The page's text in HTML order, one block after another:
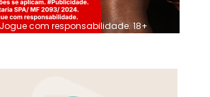
Jogue com responsabilidade. 18+